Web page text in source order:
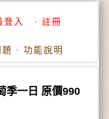
登入 · 註冊
· 功能說明
季一日 原價990